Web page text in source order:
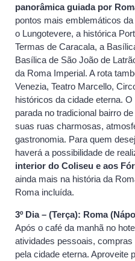
panorâmica guiada por
pontos mais emblemáticos
o Lungotevere, a histórica
Termas de Caracala, a
Basílica de São João de
da Roma Imperial. A rota
Venezia, Teatro Marcello,
históricos da cidade eterna.
parada no tradicional bairro de
suas ruas charmosas,
gastronomia. Para quem
haverá a possibilidade de
interior do Coliseu e aos
ainda mais na história da
Roma incluída.
3º Dia – (Terça): Roma
Após o café da manhã no
atividades pessoais,
pela cidade eterna. Aproveite